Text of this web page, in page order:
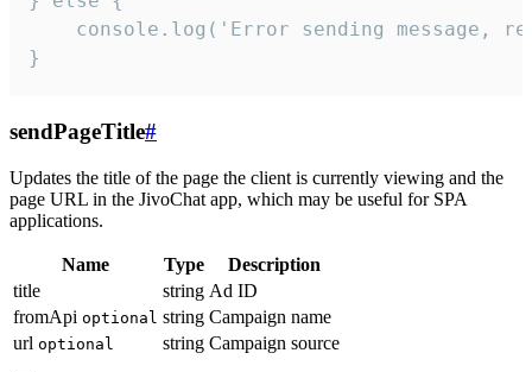
console.log('Error sending message,
}
sendPageTitle#
Updates the title of the page the client is currently viewing and the
page URL in the JivoChat app, which may be useful for SPA
applications.
Name Type
Description
title
string Ad ID
fromApi optional string Campaign name
url optional string Campaign source